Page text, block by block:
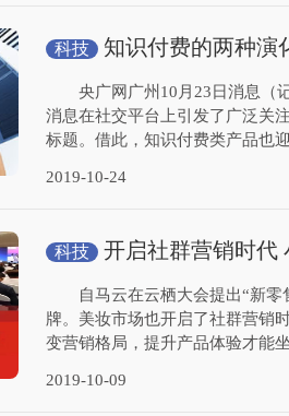
科技 知识付费的两种演
央广网广州10月23日消息（记
消息在社交平台上引发了广泛关
标题。借此，知识付费类产品也
2019-10-24
科技
开启社群营销时代
自马云在云栖大会提出“新零
牌。美妆市场也开启了社群营销
变营销格局，提升产品体验才
2019-10-09